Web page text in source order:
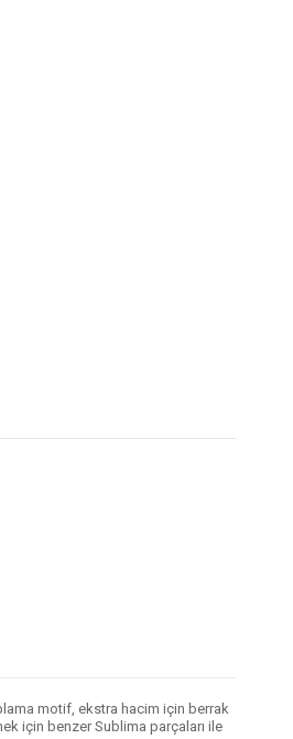
motif, ekstra hacim için berrak
için benzer Sublima parçaları ile